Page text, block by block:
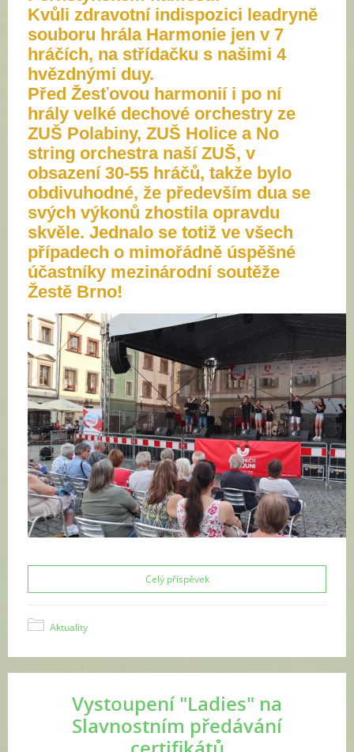
Kvůli zdravotní indispozici leadryně
souboru hrála Harmonie jen v 7
hráčích, na střídačku s našimi 4
hvězdnými duy.
Před Žesťovou harmonií i po ní
hrály velké dechové orchestry ze
ZUŠ Polabiny, ZUŠ Holice a No
string orchestra naší ZUŠ, v
obsazení 30-55 hráčů, takže bylo
obdivuhodné, že především dua se
svých výkonů zhostila opravdu
skvěle. Jednalo se totiž ve všech
případech o mimořádně úspěšné
účastníky mezinárodní soutěže
Žestě Brno!
Celý příspěvek
Aktuality
Vystoupení "Ladies" na
Slavnostním předávání